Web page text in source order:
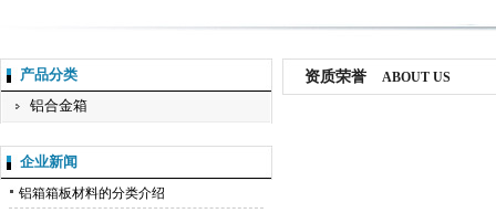
产品分类
铝合金箱
企业新闻
铝箱箱板材料的分类介绍
资质荣誉 ABOUT US